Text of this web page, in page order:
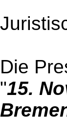
Die
"15.